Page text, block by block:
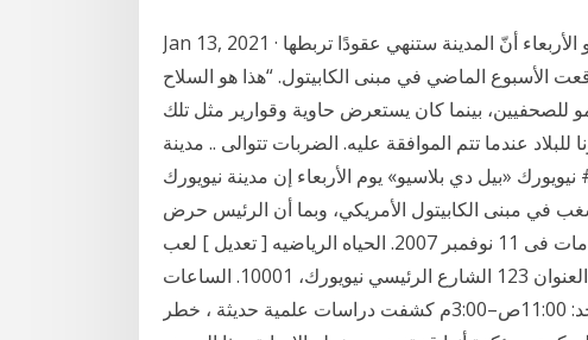
Jan 13, 2021 · أعلن رئيس بلدية مدينة نيويورك بيل دي بلازيو الأربعاء أنّ المدينة ستنهي عقودًا تربطها
الأسبوع الماضي في مبنى الكابيتول. “هذا هو السلاح
للصحفيين، بينما كان يستعرض حاوية وقوارير مثل تلك
عندما تتم الموافقة عليه. الضربات تتوالى .. مدينة
«بيل دي بلاسيو» يوم الأربعاء إن مدينة نيويورك
في مبنى الكابيتول الأمريكي، وبما أن الرئيس حرض
بوب وود من مواليد يوم 9 يوليه 1930 فى ليثبريدج, مات فى 11 نوفمبر 2007. الحياه الرياضيه [ تعديل ] لعب
فى مركز مدافع, و لعب مع فريق نيويورك رينجرز . العنوان 123 الشارع الرئيسي نيويورك، 10001. الساعات
الأثنين–الجمعة: 9:00ص–5:00م السبت & الأحد: 11:00ص–3:00م كشفت دراسات علمية حديثة ، خطر